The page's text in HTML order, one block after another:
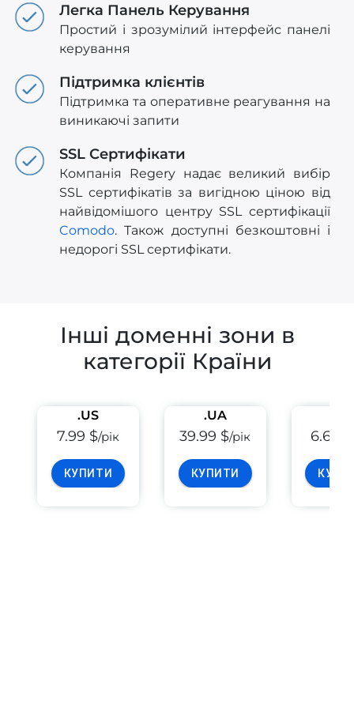
Легка Панель Керування
Простий і зрозумілий інтерфейс панелі
керування
Підтримка клієнтів
Підтримка та оперативне реагування на
виникаючі запити
SSL Сертифікати
Компанія Regery надає великий вибір
SSL сертифікатів за вигідною ціною від
найвідомішого центру SSL сертифікації
Comodo. Також доступні безкоштовні і
недорогі SSL сертифікати.
Інші доменні зони в
категорії Країни
.US
7.99 $/рік
КУПИТИ
.UA
39.99 $/рік
КУПИТИ
6.69 $